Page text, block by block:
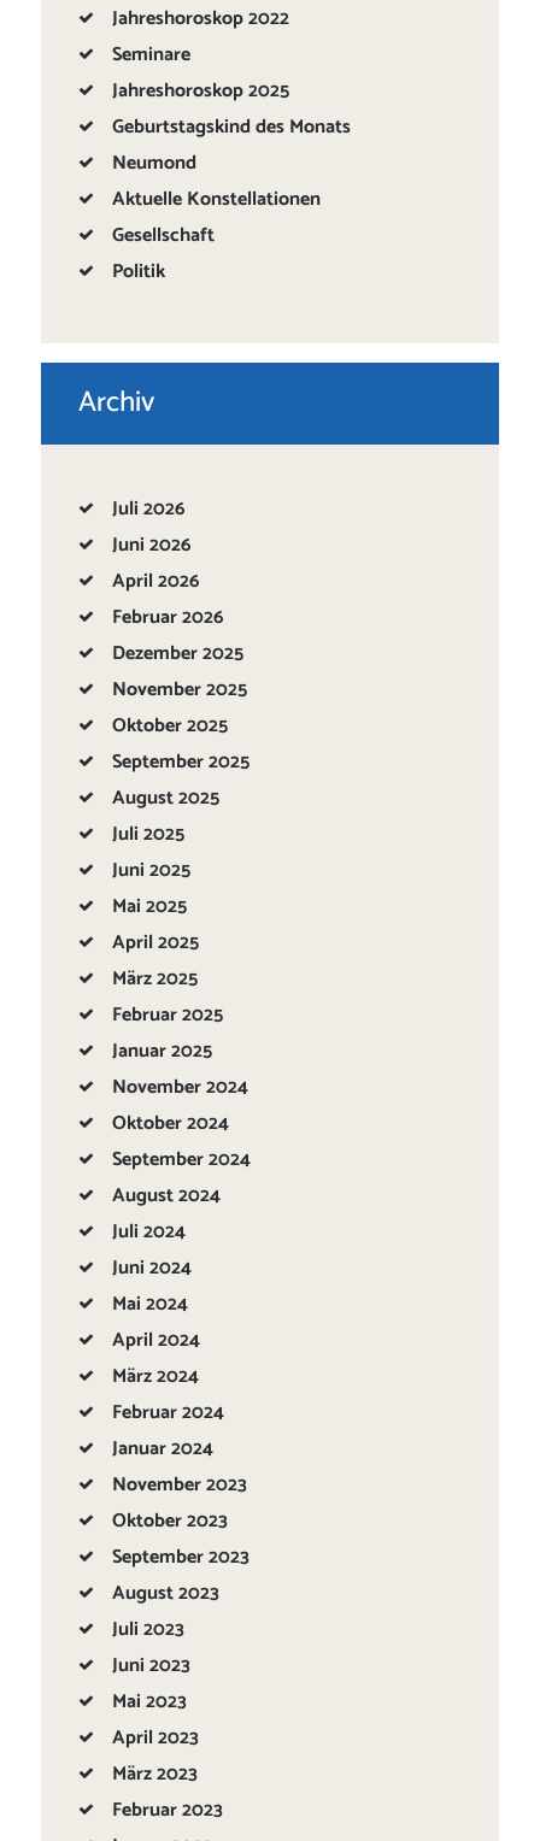
Jahreshoroskop 2022
Seminare
Jahreshoroskop 2025
Geburtstagskind des Monats
Neumond
Aktuelle Konstellationen
Gesellschaft
Politik
Archiv
Juli2026
Juni2026
April2026
Februar2026
Dezember2025
November2025
Oktober2025
September2025
August2025
Juli2025
Juni2025
Mai2025
April2025
März2025
Februar2025
Januar2025
November2024
Oktober2024
September2024
August2024
Juli2024
Juni2024
Mai2024
April2024
März2024
Februar2024
Januar2024
November2023
Oktober2023
September2023
August2023
Juli2023
Juni2023
Mai2023
April2023
März2023
Februar2023